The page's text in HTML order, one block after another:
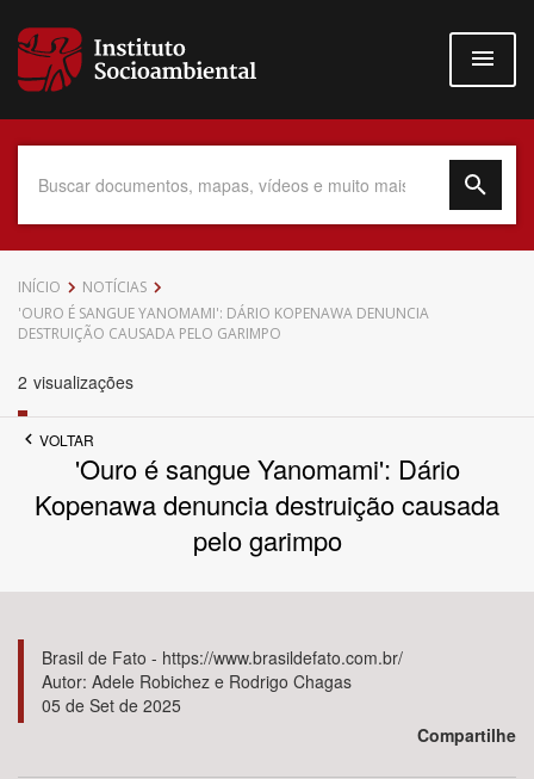
para
conteúdo
Data do Documento
Povo Indígena
Bioma / Bacia
Tema
Subtema
INÍCIO
NOTÍCIAS
'OURO É SANGUE YANOMAMI': DÁRIO KOPENAWA DENUNCIA
DESTRUIÇÃO CAUSADA PELO GARIMPO
2 visualizações
VOLTAR
'Ouro é sangue Yanomami': Dário
Kopenawa denuncia destruição causada
pelo garimpo
Brasil de Fato - https://www.brasildefato.com.br/
Autor: Adele Robichez e Rodrigo Chagas
05 de Set de 2025
Compartilhe